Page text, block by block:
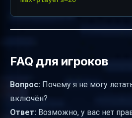
FAQ для игроков
Вопрос: Почему я не могу
включён?
Ответ: Возможно, у вас нет